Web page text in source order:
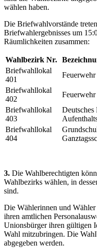
wählen haben.
Die Briefwahlvorstände
Briefwahlergebnisses um
Räumlichkeiten zusammen:
Wahlbezirk Nr.
Briefwahllokal
401
Briefwahllokal
402
Briefwahllokal
403
Deutsches
Briefwahllokal
404
3. Die Wahlberechtigten
Wahlbezirks wählen, in
sind.
Die Wählerinnen und
ihren amtlichen
Unionsbürger ihren gültigen
Wahl mitzubringen. Die
abgegeben werden.